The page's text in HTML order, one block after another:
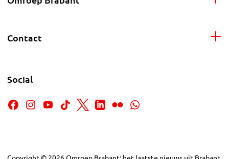
Contact
Social